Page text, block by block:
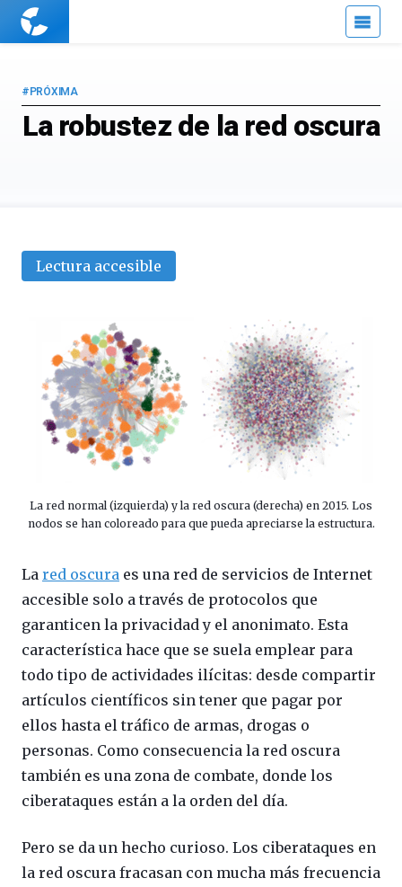
Cuaderno
La robustez de la red oscura
#PRÓXIMA
Lectura accesible
La red normal (izquierda) y la red oscura (derecha) en 2015. Los
nodos se han coloreado para que pueda apreciarse la estructura.
La red oscura es una red de servicios de Internet
accesible solo a través de protocolos que
garanticen la privacidad y el anonimato. Esta
característica hace que se suela emplear para
todo tipo de actividades ilícitas: desde compartir
artículos científicos sin tener que pagar por
ellos hasta el tráfico de armas, drogas o
personas. Como consecuencia la red oscura
también es una zona de combate, donde los
ciberataques están a la orden del día.
Pero se da un hecho curioso. Los ciberataques en
la red oscura fracasan con mucha más frecuencia